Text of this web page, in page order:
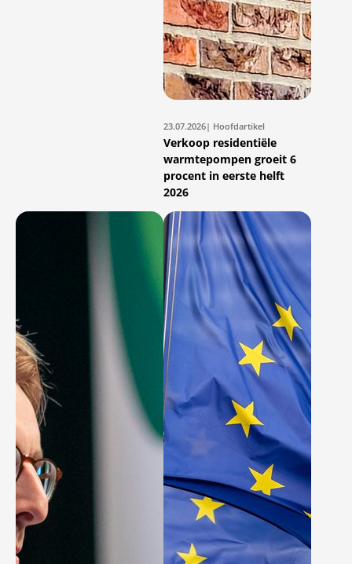
23.07.2026| Hoofdartikel
Verkoop residentiële
warmtepompen groeit 6
procent in eerste helft
2026